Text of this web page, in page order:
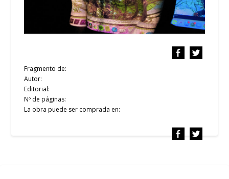
Fragmento de:
Autor:
Editorial:
Nº de páginas:
La obra puede ser comprada en: